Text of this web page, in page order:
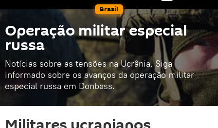
Brasil
Operação militar especial
russa
Notícias sobre as tensões na Ucrânia. Siga
informado sobre os avanços da operação militar
especial russa em Donbass.